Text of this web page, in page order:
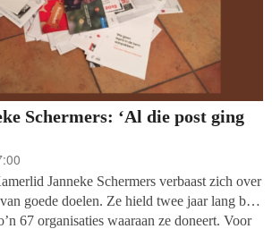
Schermers: ‘Al die post ging
Janneke Schermers verbaast zich over
goede doelen. Ze hield twee jaar lang bij
67 organisaties waaraan ze doneert. Voor